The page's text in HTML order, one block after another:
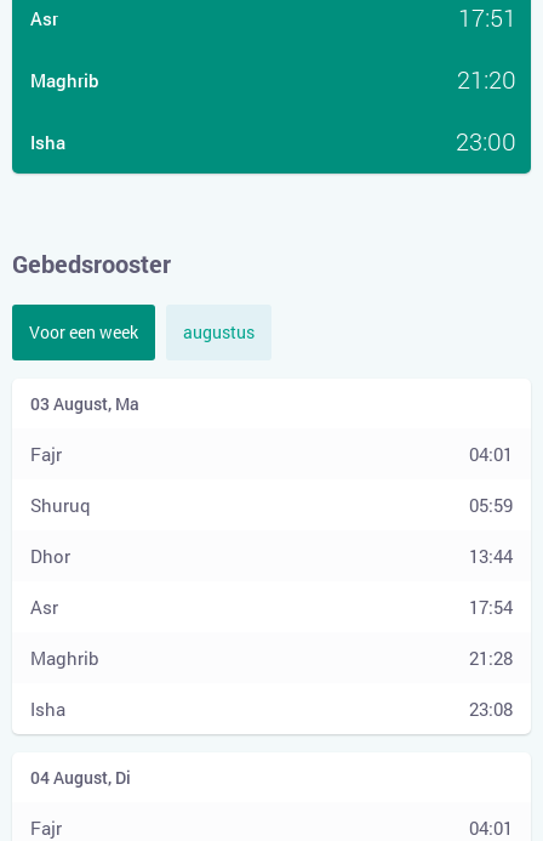
Asr 17:51
Maghrib 21:20
Isha 23:00
Gebedsrooster
Voor een week augustus
04:01
05:59
13:44
17:54
21:28
23:08
04:01